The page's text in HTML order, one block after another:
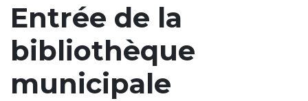
Entrée de la
bibliothèque
municipale